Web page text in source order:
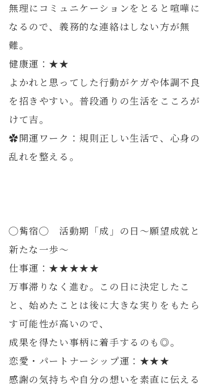
無理にコミュニケーションをとると喧嘩に
なるので、義務的な連絡はしない方が無
難。
健康運：★★
よかれと思ってした行動がケガや体調不良
を招きやすい。普段通りの生活をこころが
けて吉。
✿開運ワーク：規則正しい生活で、心身の
乱れを整える。
◯觜宿◯ 活動期「成」の日～願望成就と
新たな一歩～
仕事運：★★★★★
万事滞りなく進む。この日に決定したこ
と、始めたことは後に大きな実りをもたら
す可能性が高いので、
成果を得たい事柄に着手するのも◎。
恋愛・パートナーシップ運：★★★
感謝の気持ちや自分の想いを素直に伝える